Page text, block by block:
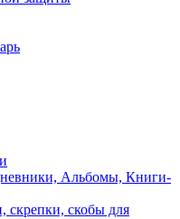
Альбомы, Книги-
скрепки, скобы для